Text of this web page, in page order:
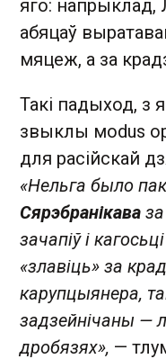
яго: напрыклад,
абяцаў
мяцеж, а за
Такі падыход, з
звыклы мodus
для расійскай
«Нельга было
Сярэбранікава
зачапіў і
«злавіць» за
карупцыянера,
задзейнічаны —
дробязях», —